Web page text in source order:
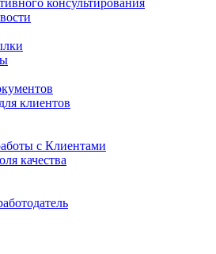
консультирования
клиентов
с Клиентами
качества